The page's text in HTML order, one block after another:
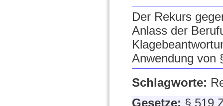
Der Rekurs
Anlass der
Anwendung von
Schlagworte:
Gesetze: § 519